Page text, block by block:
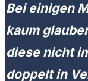
Bei einigen
kaum
diese nicht
doppelt in